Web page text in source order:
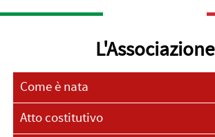
L'Associazione
Come è nata
Atto costitutivo